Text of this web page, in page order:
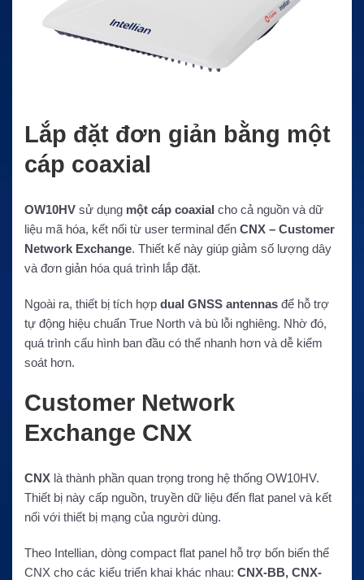
Lắp đặt đơn giản bằng một
cáp coaxial
OW10HV sử dụng một cáp coaxial cho cả nguồn và dữ
liệu mã hóa, kết nối từ user terminal đến CNX – Customer
Network Exchange. Thiết kế này giúp giảm số lượng dây
và đơn giản hóa quá trình lắp đặt.
Ngoài ra, thiết bị tích hợp dual GNSS antennas để hỗ trợ
tự động hiệu chuẩn True North và bù lỗi nghiêng. Nhờ đó,
quá trình cấu hình ban đầu có thể nhanh hơn và dễ kiểm
soát hơn.
Customer Network
Exchange CNX
CNX là thành phần quan trọng trong hệ thống OW10HV.
Thiết bị này cấp nguồn, truyền dữ liệu đến flat panel và kết
nối với thiết bị mạng của người dùng.
Theo Intellian, dòng compact flat panel hỗ trợ bốn biến thể
CNX cho các kiểu triển khai khác nhau: CNX-BB, CNX-